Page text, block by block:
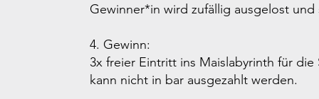
Gewinner*in wird zufällig ausgelost
4. Gewinn:
3x freier Eintritt ins Maislabyrinth für
kann nicht in bar ausgezahlt werden.